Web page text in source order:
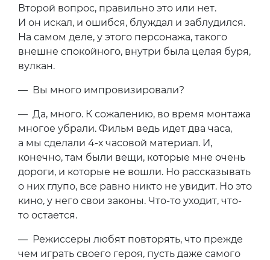
Второй вопрос, правильно это или нет.
И он искал, и ошибся, блуждал и заблудился.
На самом деле, у этого персонажа, такого
внешне спокойного, внутри была целая буря,
вулкан.
— Вы много импровизировали?
— Да, много. К сожалению, во время монтажа
многое убрали. Фильм ведь идет два часа,
а мы сделали 4-х часовой материал. И,
конечно, там были вещи, которые мне очень
дороги, и которые не вошли. Но рассказывать
о них глупо, все равно никто не увидит. Но это
кино, у него свои законы. Что-то уходит, что-
то остается.
— Режиссеры любят повторять, что прежде
чем играть своего героя, пусть даже самого